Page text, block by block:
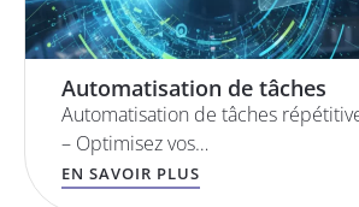
Automatisation de tâches
Automatisation de tâches
– Optimisez vos…
EN SAVOIR PLUS